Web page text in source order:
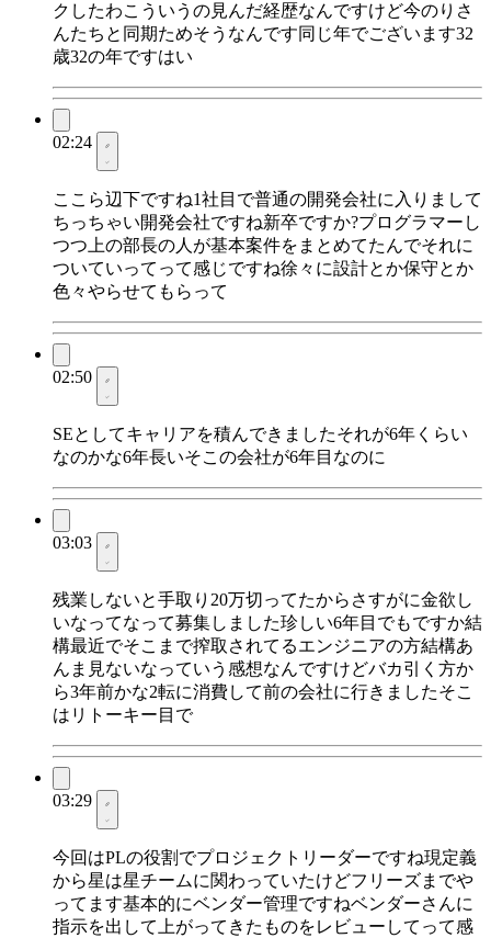
クしたわこういうの見んだ経歴なんですけど今のりさ
んたちと同期ためそうなんです同じ年でございます32
歳32の年ですはい
02:24
ここら辺下ですね1社目で普通の開発会社に入りまして
ちっちゃい開発会社ですね新卒ですか?プログラマーし
つつ上の部長の人が基本案件をまとめてたんでそれに
ついていってって感じですね徐々に設計とか保守とか
色々やらせてもらって
02:50
SEとしてキャリアを積んできましたそれが6年くらい
なのかな6年長いそこの会社が6年目なのに
03:03
残業しないと手取り20万切ってたからさすがに金欲し
いなってなって募集しました珍しい6年目でもですか結
構最近でそこまで搾取されてるエンジニアの方結構あ
んま見ないなっていう感想なんですけどバカ引く方か
ら3年前かな2転に消費して前の会社に行きましたそこ
はリトーキー目で
03:29
今回はPLの役割でプロジェクトリーダーですね現定義
から星は星チームに関わっていたけどフリーズまでや
ってます基本的にベンダー管理ですねベンダーさんに
指示を出して上がってきたものをレビューしてって感